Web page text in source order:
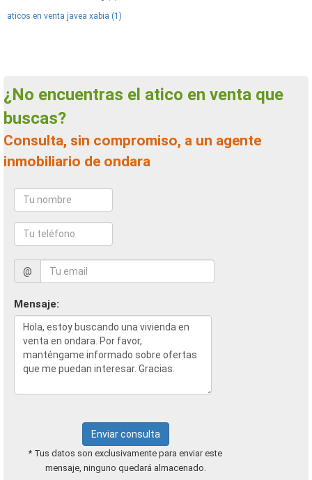
aticos en venta javea xabia (1)
¿No encuentras el atico en venta que
buscas?
Consulta, sin compromiso, a un agente
inmobiliario de ondara
@
Mensaje:
Enviar consulta
* Tus datos son exclusivamente para enviar este
mensaje, ninguno quedará almacenado.